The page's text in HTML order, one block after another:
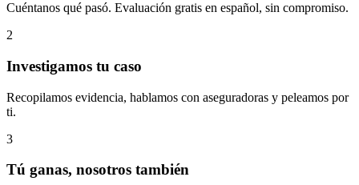
Cuéntanos qué pasó. Evaluación gratis en español, sin compromiso.
2
Investigamos tu caso
Recopilamos evidencia, hablamos con aseguradoras y peleamos por
ti.
3
Tú ganas, nosotros también